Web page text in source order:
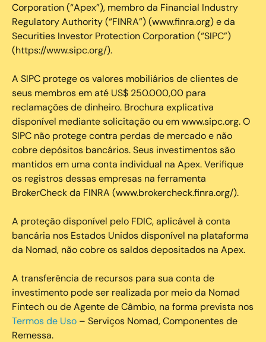
Corporation (“Apex”), membro da Financial Industry
Regulatory Authority (“FINRA”) (www.finra.org) e da
Securities Investor Protection Corporation (“SIPC”)
(https://www.sipc.org/).
A SIPC protege os valores mobiliários de clientes de
seus membros em até US$ 250.000,00 para
reclamações de dinheiro. Brochura explicativa
disponível mediante solicitação ou em www.sipc.org. O
SIPC não protege contra perdas de mercado e não
cobre depósitos bancários. Seus investimentos são
mantidos em uma conta individual na Apex. Verifique
os registros dessas empresas na ferramenta
BrokerCheck da FINRA (www.brokercheck.finra.org/).
A proteção disponível pelo FDIC, aplicável à conta
bancária nos Estados Unidos disponível na plataforma
da Nomad, não cobre os saldos depositados na Apex.
A transferência de recursos para sua conta de
investimento pode ser realizada por meio da Nomad
Fintech ou de Agente de Câmbio, na forma prevista nos
Termos de Uso – Serviços Nomad, Componentes de
Remessa.